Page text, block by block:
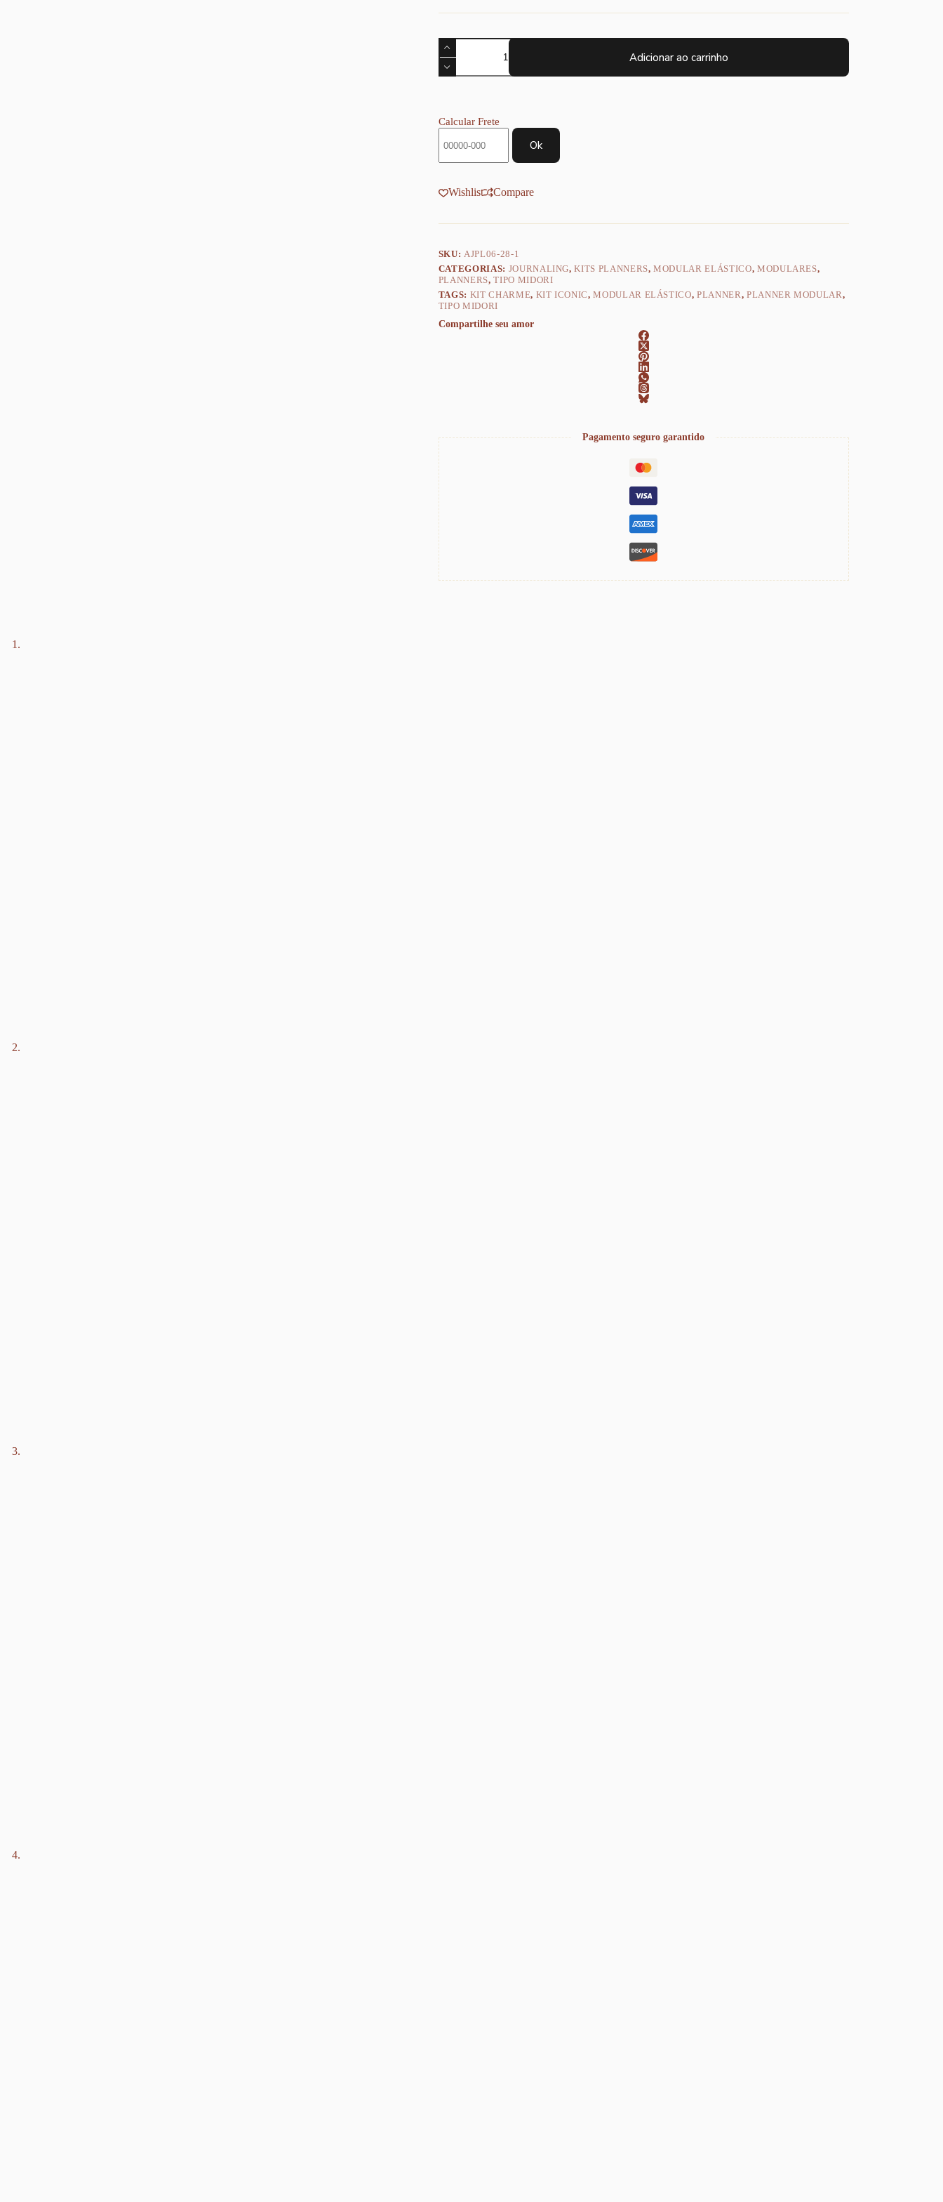
Kit
Planner
Modular
de
-
Seu
Tipo
Midori
Branco
Adicionar ao carrinho
Calcular Frete
Ok
Wishlist Compare
SKU:AJPL06-28-1
CATEGORIAS: JOURNALING,KITS PLANNERS,MODULAR ELÁSTICO, MODULARES,
PLANNERS,TIPO MIDORI
TAGS: KIT CHARME, KIT ICONIC,MODULAR ELÁSTICO,PLANNER, PLANNER MODULAR,
TIPO MIDORI
Compartilhe seu amor
Pagamento seguro garantido